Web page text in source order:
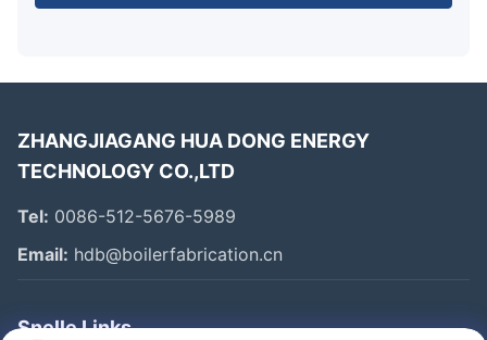
ZHANGJIAGANG HUA DONG ENERGY
TECHNOLOGY CO.,LTD
Tel: 0086-512-5676-5989
Email: hdb@boilerfabrication.cn
Snelle Links